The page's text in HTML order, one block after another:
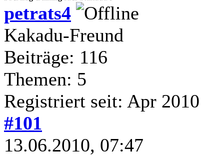
petrats4
Kakadu-Freund
Beiträge: 116
Themen: 5
Registriert seit: Apr 2010
#101
13.06.2010, 07:47